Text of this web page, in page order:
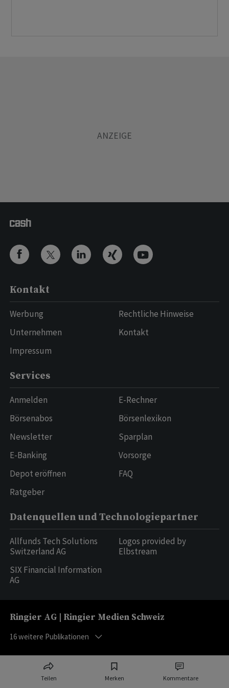
Teilen Merken Kommentare
Kontakt
Werbung
Unternehmen
Impressum
Rechtliche Hinweise
Kontakt
Services
Anmelden
Börsenabos
Newsletter
E-Banking
Depot eröffnen
Ratgeber
E-Rechner
Börsenlexikon
Sparplan
Vorsorge
FAQ
Datenquellen und Technologiepartner
Allfunds Tech Solutions
Switzerland AG
SIX Financial Information
AG
Logos provided by
Elbstream
Ringier AG | Ringier Medien Schweiz
16weitere Publikationen